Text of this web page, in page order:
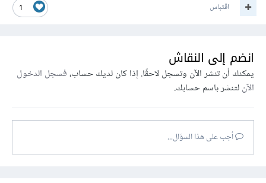
1 اقتباس
انضم إلى النقاش
يمكنك أن تنشر الآن وتسجل لاحقًا. إذا كان لديك حساب،فسجل الدخول
الآنلتنشر باسم حسابك.
أجب على هذا السؤال...